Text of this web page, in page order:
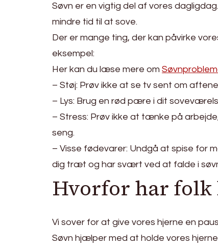
Søvn er en vigtig del af vores
mindre tid til at sove.
Der er mange ting, der kan påvirke
eksempel:
Her kan du læse mere om
– Støj: Prøv ikke at se tv sent om
– Lys: Brug en rød pære i dit
– Stress: Prøv ikke at tænke på
seng.
– Visse fødevarer: Undgå at spise for
dig træt og har svært ved at falde i
Hvorfor har folk
Vi sover for at give vores hjerne en
Søvn hjælper med at holde vores